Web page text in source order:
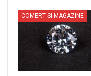
COMERT SI MAGAZINE